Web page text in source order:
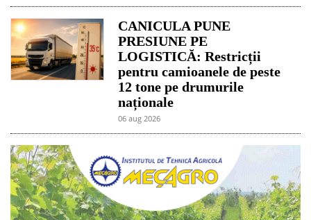
CANICULA PUNE
PRESIUNE PE
LOGISTICĂ: Restricții
pentru camioanele de peste
12 tone pe drumurile
naționale
06 aug 2026